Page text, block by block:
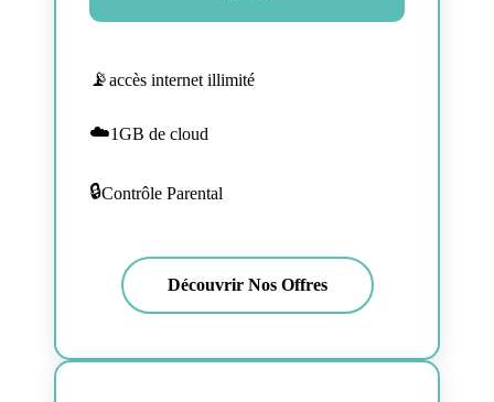
accès internet illimité
1GB de cloud
Contrôle Parental
Découvrir Nos Offres